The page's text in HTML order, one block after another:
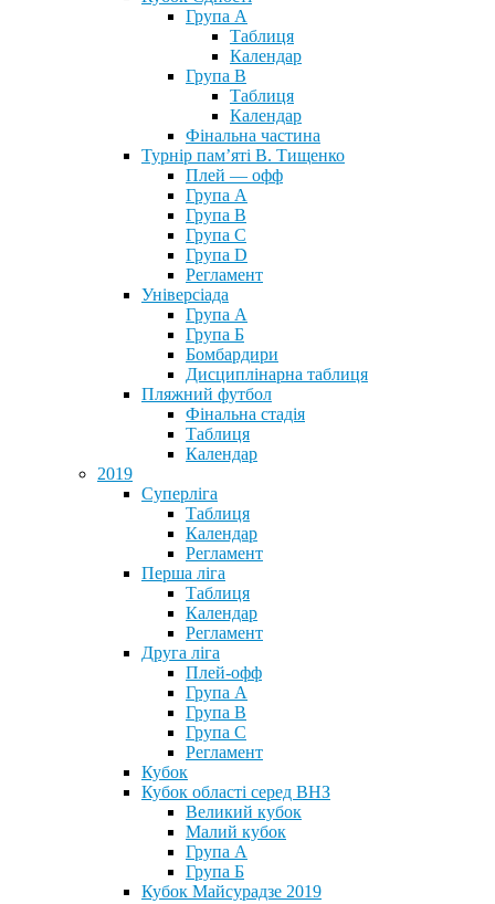
Група А
Таблиця
Календар
Група В
Таблиця
Календар
Фінальна частина
Турнір пам’яті В. Тищенко
Плей — офф
Група А
Група B
Група С
Група D
Регламент
Універсіада
Група А
Група Б
Бомбардири
Дисциплінарна таблиця
Пляжний футбол
Фінальна стадія
Таблиця
Календар
2019
Суперліга
Таблиця
Календар
Регламент
Перша ліга
Таблиця
Календар
Регламент
Друга ліга
Плей-офф
Група А
Група В
Група С
Регламент
Кубок
Кубок області серед ВНЗ
Великий кубок
Малий кубок
Група А
Група Б
Кубок Майсурадзе 2019